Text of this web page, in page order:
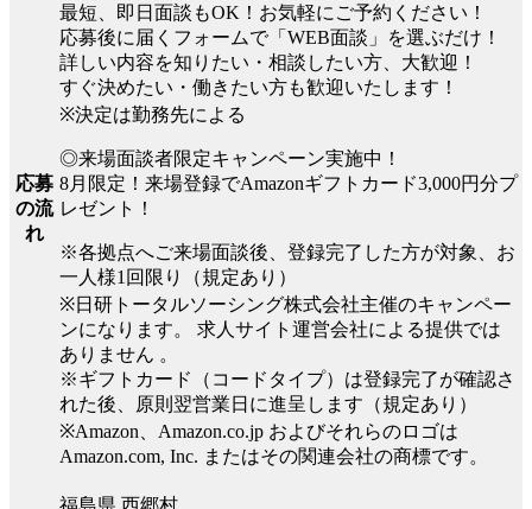
応募
の流
れ
最短、即日面談もOK！お気軽にご予約ください！
応募後に届くフォームで「WEB面談」を選ぶだけ！
詳しい内容を知りたい・相談したい方、大歓迎！
すぐ決めたい・働きたい方も歓迎いたします！
※決定は勤務先による
◎来場面談者限定キャンペーン実施中！
8月限定！来場登録でAmazonギフトカード3,000円分プ
レゼント！
※各拠点へご来場面談後、登録完了した方が対象、お
一人様1回限り（規定あり）
※日研トータルソーシング株式会社主催のキャンペー
ンになります。 求人サイト運営会社による提供では
ありません 。
※ギフトカード（コードタイプ）は登録完了が確認さ
れた後、原則翌営業日に進呈します（規定あり）
※Amazon、Amazon.co.jp およびそれらのロゴは
Amazon.com, Inc. またはその関連会社の商標です。
福島県 西郷村